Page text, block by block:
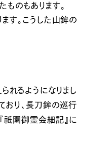
のもあります。
す。こうした山鉾の
れるようになりまし
おり、長刀鉾の巡行
祇園御霊会細記』に